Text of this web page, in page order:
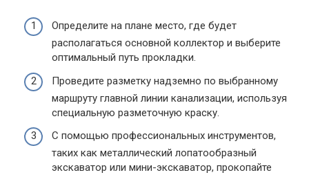
Определите на плане место, где будет
располагаться основной коллектор и выберите
оптимальный путь прокладки.
Проведите разметку надземно по выбранному
маршруту главной линии канализации, используя
специальную разметочную краску.
С помощью профессиональных инструментов,
таких как металлический лопатообразный
экскаватор или мини-экскаватор, прокопайте